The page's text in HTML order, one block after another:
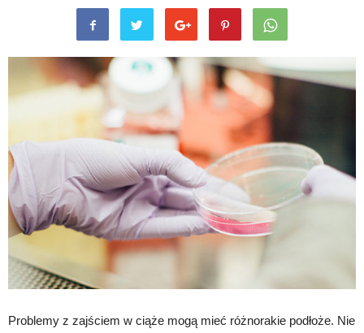
Problemy z zajściem w ciąże mogą mieć różnorakie podłoże. Nie